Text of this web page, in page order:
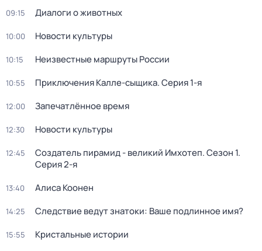
09:15 Диалоги о животных
10:00 Новости культуры
10:15 Неизвестные маршруты России
10:55 Приключения Калле-сыщика. Серия 1-я
12:00 Запечатлённое время
12:30 Новости культуры
12:45 Создатель пирамид - великий Имхотеп. Сезон 1.
Серия 2-я
13:40 Алиса Коонен
14:25 Следствие ведут знатоки: Ваше подлинное имя?
15:55 Кристальные истории